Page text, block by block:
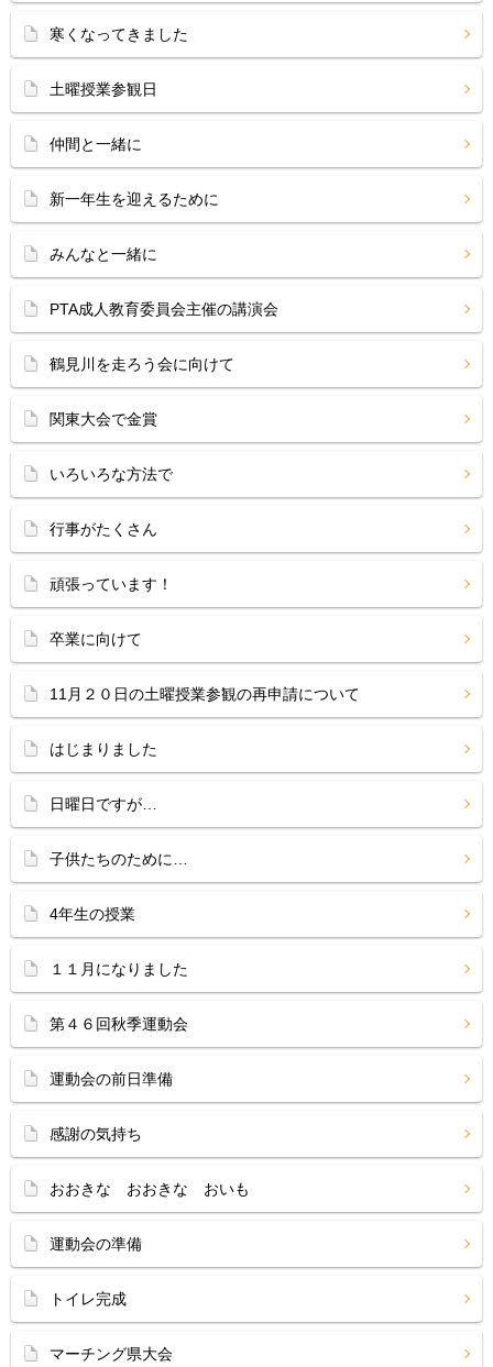
寒くなってきました
土曜授業参観日
仲間と一緒に
新一年生を迎えるために
みんなと一緒に
PTA成人教育委員会主催の講演会
鶴見川を走ろう会に向けて
関東大会で金賞
いろいろな方法で
行事がたくさん
頑張っています！
卒業に向けて
11月２０日の土曜授業参観の再申請について
はじまりました
日曜日ですが…
子供たちのために…
4年生の授業
１１月になりました
第４６回秋季運動会
運動会の前日準備
感謝の気持ち
おおきな おおきな おいも
運動会の準備
トイレ完成
マーチング県大会